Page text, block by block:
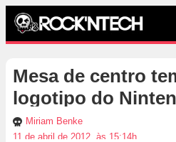
Mesa de centro
logotipo do
Miriam Benke
11 de abril de 2012, às 15:14h